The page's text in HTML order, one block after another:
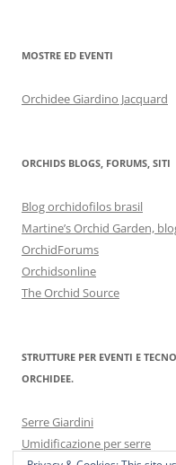
MOSTRE ED EVENTI
Orchidee Giardino Jacquard
ORCHIDS BLOGS, FORUMS, SITI
Blog orchidofilos brasil
Martine’s Orchid Garden,
OrchidForums
Orchidsonline
The Orchid Source
STRUTTURE PER EVENTI E
ORCHIDEE.
Serre Giardini
Umidificazione per serre